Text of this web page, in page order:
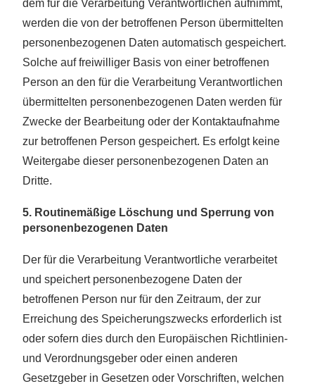
dem für die Verarbeitung Verantwortlichen aufnimmt,
werden die von der betroffenen Person übermittelten
personenbezogenen Daten automatisch gespeichert.
Solche auf freiwilliger Basis von einer betroffenen
Person an den für die Verarbeitung Verantwortlichen
übermittelten personenbezogenen Daten werden für
Zwecke der Bearbeitung oder der Kontaktaufnahme
zur betroffenen Person gespeichert. Es erfolgt keine
Weitergabe dieser personenbezogenen Daten an
Dritte.
5. Routinemäßige Löschung und Sperrung von
personenbezogenen Daten
Der für die Verarbeitung Verantwortliche verarbeitet
und speichert personenbezogene Daten der
betroffenen Person nur für den Zeitraum, der zur
Erreichung des Speicherungszwecks erforderlich ist
oder sofern dies durch den Europäischen Richtlinien-
und Verordnungsgeber oder einen anderen
Gesetzgeber in Gesetzen oder Vorschriften, welchen